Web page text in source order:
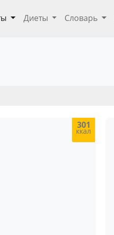
Диеты Словарь
301
ккал